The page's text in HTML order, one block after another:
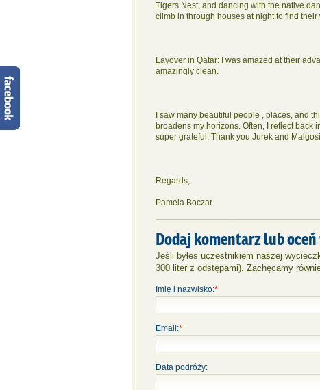
Tigers Nest, and dancing with the native
climb in through houses at night to find their
Layover in Qatar: I was amazed at their
amazingly clean.
I saw many beautiful people , places, and
broadens my horizons. Often, I reflect
super grateful. Thank you Jurek and
Regards,
Pamela Boczar
Dodaj komentarz lub
Jeśli byłes uczestnikiem naszej
300 liter z odstępami). Zachęcamy
Imię i nazwisko:*
Email:*
Data podróży: